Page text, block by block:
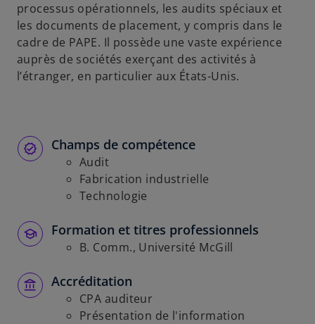
processus opérationnels, les audits spéciaux et
les documents de placement, y compris dans le
cadre de PAPE. Il possède une vaste expérience
auprès de sociétés exerçant des activités à
l’étranger, en particulier aux États-Unis.
Champs de compétence
Audit
Fabrication industrielle
Technologie
Formation et titres professionnels
B. Comm., Université McGill
Accréditation
CPA auditeur
Présentation de l'information